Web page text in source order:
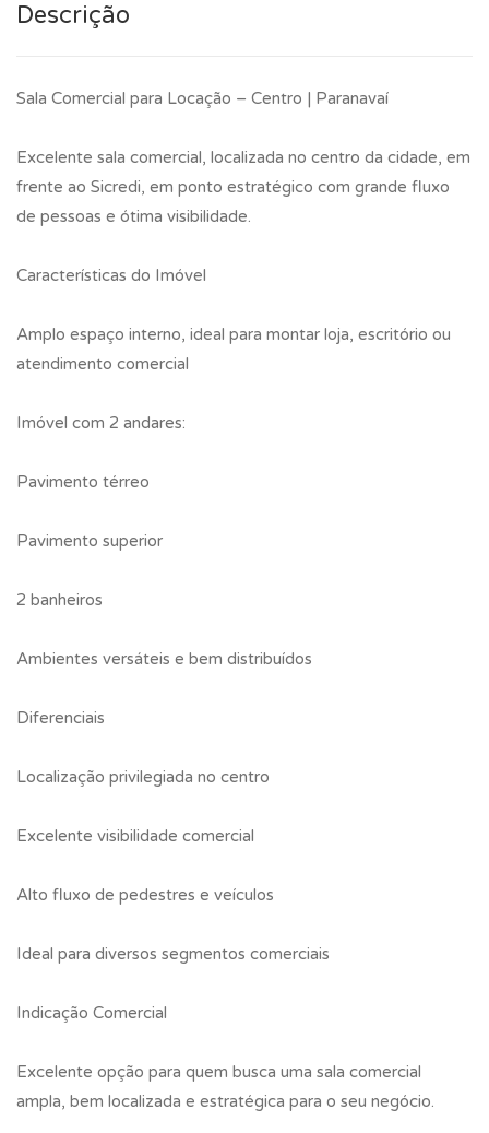
Descrição
Sala Comercial para Locação – Centro | Paranavaí
Excelente sala comercial, localizada no centro da cidade, em
frente ao Sicredi, em ponto estratégico com grande fluxo
de pessoas e ótima visibilidade.
Características do Imóvel
Amplo espaço interno, ideal para montar loja, escritório ou
atendimento comercial
Imóvel com 2 andares:
Pavimento térreo
Pavimento superior
2 banheiros
Ambientes versáteis e bem distribuídos
Diferenciais
Localização privilegiada no centro
Excelente visibilidade comercial
Alto fluxo de pedestres e veículos
Ideal para diversos segmentos comerciais
Indicação Comercial
Excelente opção para quem busca uma sala comercial
ampla, bem localizada e estratégica para o seu negócio.